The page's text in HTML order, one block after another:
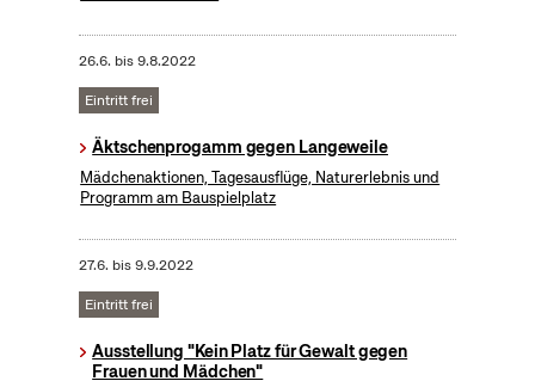
26.6. bis9.8.2022
Eintritt frei
Äktschenprogamm gegen Langeweile
Mädchenaktionen, Tagesausflüge, Naturerlebnis und
Programm am Bauspielplatz
27.6. bis9.9.2022
Eintritt frei
Ausstellung "Kein Platz für Gewalt gegen
Frauen und Mädchen"